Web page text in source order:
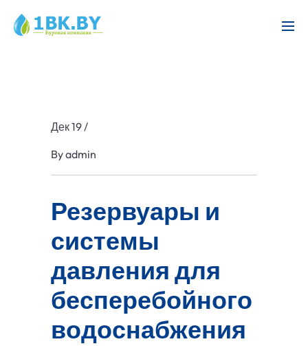
Дек 19/
Byadmin
Резервуары и
системы
давления для
бесперебойного
водоснабжения